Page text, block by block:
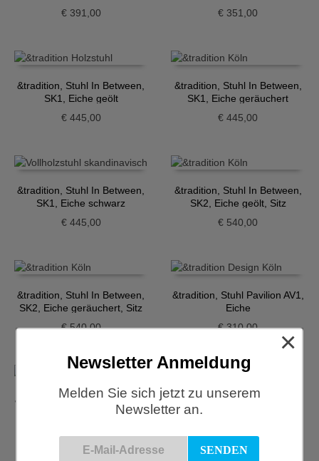
€391,00
€ 351,00
&tradition, Stuhl In Between,
SK1, Eiche geölt
€445,00
&tradition, Stuhl In Between,
SK1, Eiche geräuchert
€ 445,00
&tradition, Stuhl In Between,
SK1, Eiche schwarz
€445,00
&tradition, Stuhl In Between,
SK2, Eiche geölt, Sitz
€ 540,00
&tradition, Stuhl In Between,
SK2, Eiche geräuchert, Sitz
gepolstert
€540,00
&tradition, Stuhl Pavilion AV1,
Eiche
€310,00
&tradition, Stuhl Pavilion AV1,
&tradition, Stuhl Pavilion AV1,
Newsletter Anmeldung
Melden Sie sich jetzt zu unserem
Newsletter an.
×